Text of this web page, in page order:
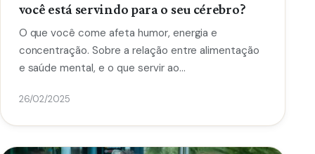
você está servindo para o seu cérebro?
O que você come afeta humor, energia e
concentração. Sobre a relação entre alimentação
e saúde mental, e o que servir ao…
26/02/2025